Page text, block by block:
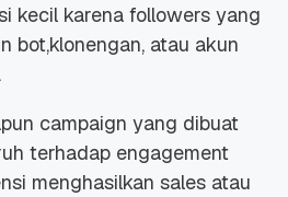
kecil karena followers yang
bot,klonengan, atau akun
campaign yang dibuat
terhadap engagement
menghasilkan sales atau